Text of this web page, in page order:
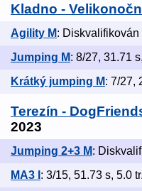
Kladno -
Agility M: Diskvalifikován
Jumping M: 8/27, 31.71
Krátký jumping M: 7/27,
Terezín -
2023
Jumping 2+3 M:
MA3 I : 3/15, 51.73 s, 5.0